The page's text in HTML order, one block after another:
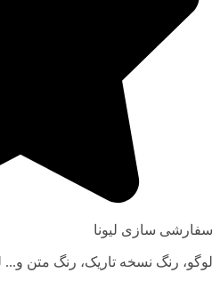
سفارشی سازی لیونا
لوگو، رنگ نسخه تاریک، رنگ متن و...